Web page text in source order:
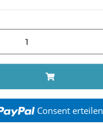
Consent erteilen